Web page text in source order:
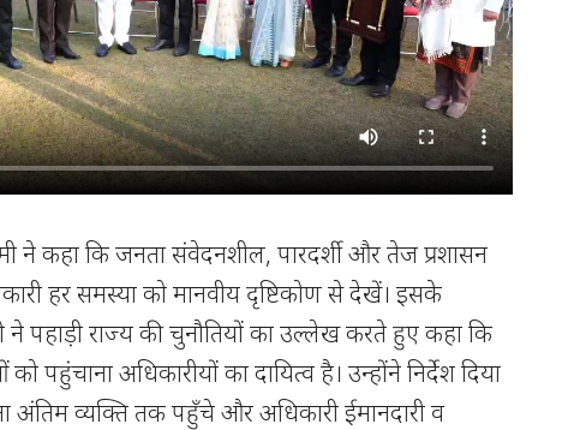
ने कहा कि जनता संवेदनशील, पारदर्शी और तेज प्रशासन
हर समस्या को मानवीय दृष्टिकोण से देखें। इसके
ने पहाड़ी राज्य की चुनौतियों का उल्लेख करते हुए कहा कि
को पहुंचाना अधिकारीयों का दायित्व है। उन्होंने निर्देश दिया
अंतिम व्यक्ति तक पहुँचे और अधिकारी ईमानदारी व